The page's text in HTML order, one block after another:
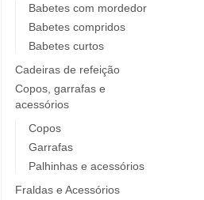
FÜRNIS
Gloop
Goula
Grabease
grums
Haakaa
HappyBear Diapers
Babetes com mordedor
Babetes compridos
Babetes curtos
Cadeiras de refeição
Copos, garrafas e
acessórios
Copos
Garrafas
Palhinhas e acessórios
Fraldas e Acessórios